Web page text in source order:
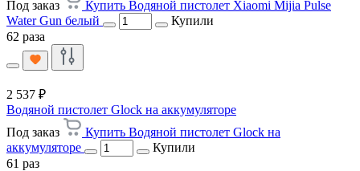
Под заказ
Купить Водяной пистолет Xiaomi Mijia Pulse
Water Gun белый
Купили
62 раза
2 537 ₽
Водяной пистолет Glock на аккумуляторе
Под заказ
Купить Водяной пистолет Glock на
аккумуляторе
Купили
61 раз